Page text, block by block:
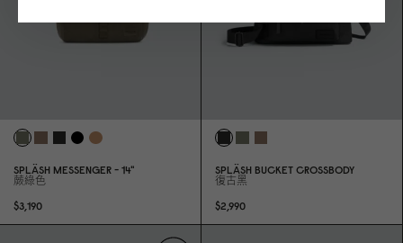
SPLÄSH MESSENGER - 14"
蕨綠色
$3,190
SPLÄSH BUCKET CROSSBODY
復古黑
$2,990